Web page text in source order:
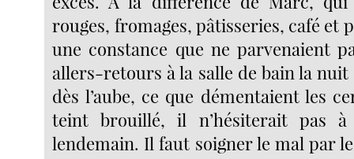
rouges, fromages, pâtisseries, café et
une constance que ne parvenaient
allers-retours à la salle de bain la nuit
dès l’aube, ce que démentaient les
teint brouillé, il n’hésiterait pas
lendemain. Il faut soigner le mal par